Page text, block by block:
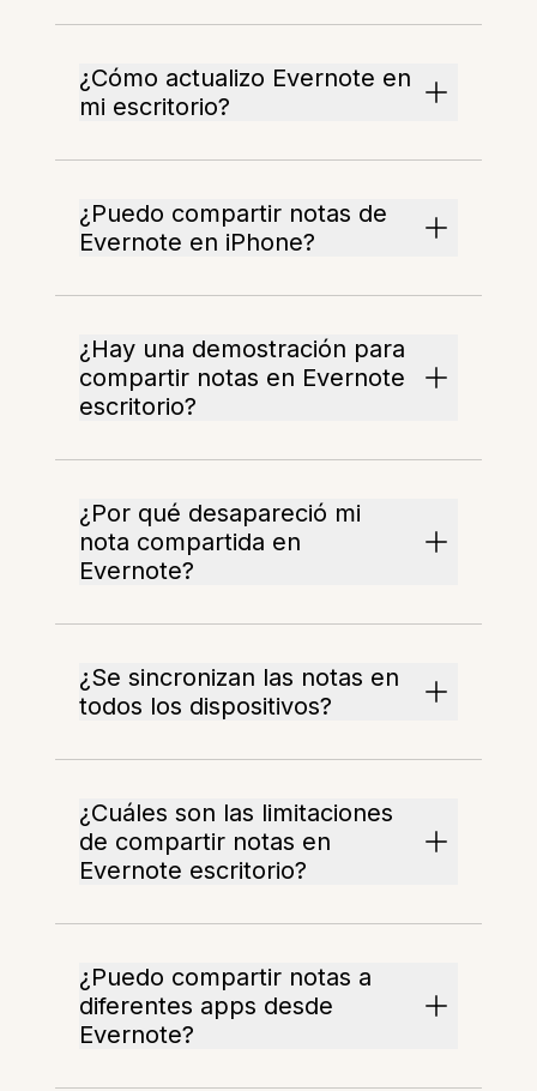
¿Cómo actualizo Evernote en
mi escritorio?
¿Puedo compartir notas de
Evernote en iPhone?
¿Hay una demostración para
compartir notas en Evernote
escritorio?
¿Por qué desapareció mi
nota compartida en
Evernote?
¿Se sincronizan las notas en
todos los dispositivos?
¿Cuáles son las limitaciones
de compartir notas en
Evernote escritorio?
¿Puedo compartir notas a
diferentes apps desde
Evernote?